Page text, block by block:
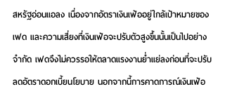
สหรัฐอ่อนแอลง เนื่องจากอัตราเงินเฟ้ออยู่ใกล้เป้าหมายของ
เฟด และความเสี่ยงที่เงินเฟ้อจะปรับตัวสูงขึ้นนั้นเป็นไปอย่าง
จำกัด เฟดจึงไม่ควรรอให้ตลาดแรงงานย่ำแย่ลงก่อนที่จะปรับ
ลดอัตราดอกเบี้ยนโยบาย นอกจากนี้การคาดการณ์เงินเฟ้อ